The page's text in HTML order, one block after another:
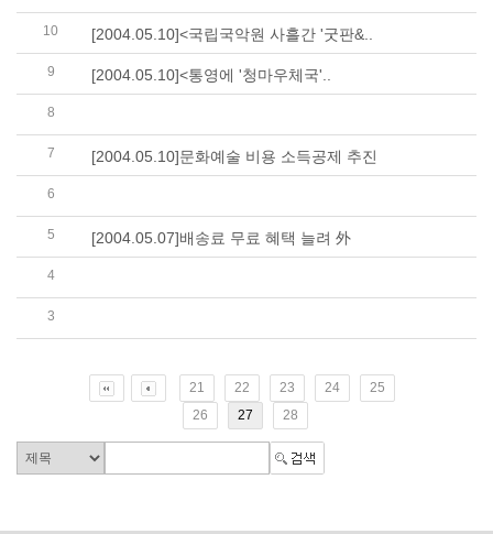
10 [2004.05.10]<국립국악원 사흘간 '굿판&..
9 [2004.05.10]<통영에 '청마우체국'..
8
7 [2004.05.10]문화예술 비용 소득공제 추진
6
5 [2004.05.07]배송료 무료 혜택 늘려 外
4
3
21 22 23 24
25
26
27 28